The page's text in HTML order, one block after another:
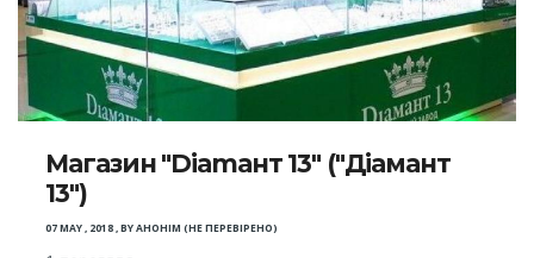
Магазин "Diаmант 13" ("Діамант
13")
07 MAY , 2018,BYАНОНІМ (НЕ ПЕРЕВІРЕНО)